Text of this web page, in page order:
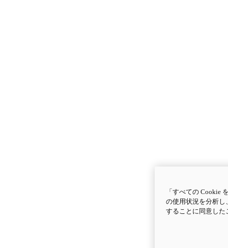
「すべての Cookie
の使用状況を分析し
することに同意し